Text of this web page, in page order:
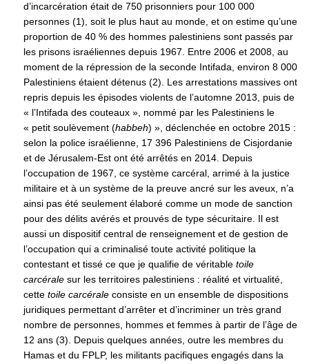
d’incarcération était de 750 prisonniers pour 100 000
personnes (1), soit le plus haut au monde, et on estime qu’une
proportion de 40 % des hommes palestiniens sont passés par
les prisons israéliennes depuis 1967. Entre 2006 et 2008, au
moment de la répression de la seconde Intifada, environ 8 000
Palestiniens étaient détenus (2). Les arrestations massives ont
repris depuis les épisodes violents de l’automne 2013, puis de
« l’Intifada des couteaux », nommé par les Palestiniens le
« petit soulèvement (habbeh) », déclenchée en octobre 2015 :
selon la police israélienne, 17 396 Palestiniens de Cisjordanie
et de Jérusalem-Est ont été arrêtés en 2014. Depuis
l’occupation de 1967, ce système carcéral, arrimé à la justice
militaire et à un système de la preuve ancré sur les aveux, n’a
ainsi pas été seulement élaboré comme un mode de sanction
pour des délits avérés et prouvés de type sécuritaire. Il est
aussi un dispositif central de renseignement et de gestion de
l’occupation qui a criminalisé toute activité politique la
contestant et tissé ce que je qualifie de véritable toile
carcérale sur les territoires palestiniens : réalité et virtualité,
cette toile carcérale consiste en un ensemble de dispositions
juridiques permettant d’arrêter et d’incriminer un très grand
nombre de personnes, hommes et femmes à partir de l’âge de
12 ans (3). Depuis quelques années, outre les membres du
Hamas et du FPLP, les militants pacifiques engagés dans la